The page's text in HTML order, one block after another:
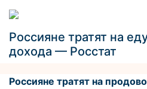
Россияне тратят на
дохода — Росстат
Россияне тратят на